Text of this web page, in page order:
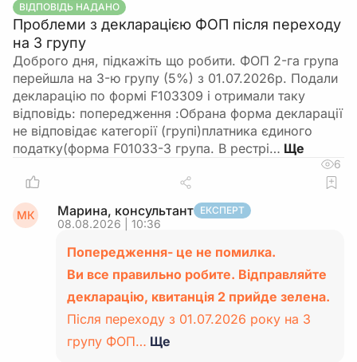
ВІДПОВІДЬ НАДАНО
Проблеми з декларацією ФОП після переходу
на 3 групу
Доброго дня, підкажіть що робити. ФОП 2-га група
перейшла на 3-ю групу (5%) з 01.07.2026р. Подали
декларацію по формі F103309 і отримали таку
відповідь: попередження :Обрана форма декларації
не відповідає категорії (групі)платника єдиного
податку(форма F01033-3 група. В рестрі…
6
МК Марина, консультант ЕКСПЕРТ
08.08.2026 | 10:36
Попередження- це не помилка.
Ви все правильно робите. Відправляйте
декларацію, квитанція 2 прийде зелена.
Після переходу з 01.07.2026 року на 3
групу ФОП… Ще